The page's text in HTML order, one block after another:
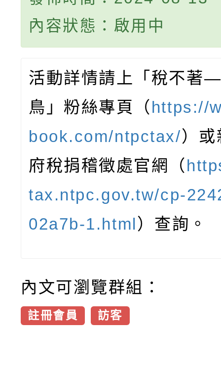
內容狀態：啟用中
活動詳情請上「稅不著
鳥」粉絲專頁（ https://
book.com/ntpctax/）
府稅捐稽徵處官網（
tax.ntpc.gov.tw/cp-
02a7b-1.html）查詢。
內文可瀏覽群組：
註冊會員 訪客